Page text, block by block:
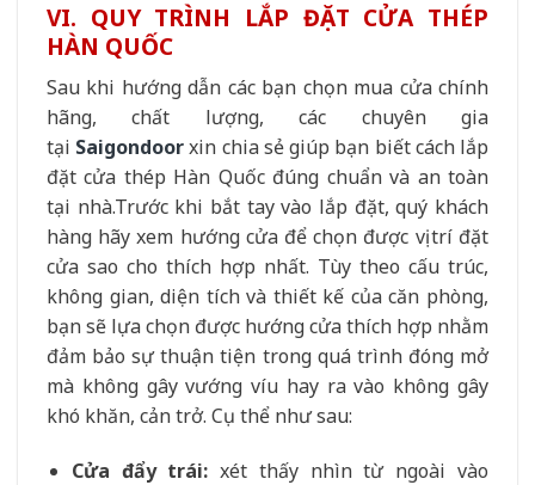
VI. QUY TRÌNH LẮP ĐẶT CỬA THÉP
HÀN QUỐC
Sau khi hướng dẫn các bạn chọn mua cửa chính
hãng, chất lượng, các chuyên gia
tại Saigondoorxin chia sẻ giúp bạn biết cách lắp
đặt cửa thép Hàn Quốc đúng chuẩn và an toàn
tại nhà.Trước khi bắt tay vào lắp đặt, quý khách
hàng hãy xem hướng cửa để chọn được vị trí đặt
cửa sao cho thích hợp nhất. Tùy theo cấu trúc,
không gian, diện tích và thiết kế của căn phòng,
bạn sẽ lựa chọn được hướng cửa thích hợp nhằm
đảm bảo sự thuận tiện trong quá trình đóng mở
mà không gây vướng víu hay ra vào không gây
khó khăn, cản trở. Cụ thể như sau:
Cửa đẩy trái: xét thấy nhìn từ ngoài vào